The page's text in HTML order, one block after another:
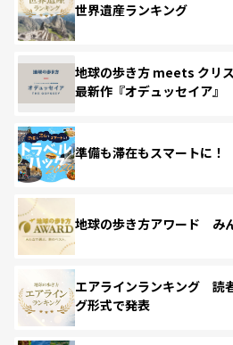
世界遺産ランキング
地球の歩き方 meets クリ
最新作『オデュッセイア』
準備も滞在もスマートに
地球の歩き方アワード み
エアラインランキング 読
グ形式で発表